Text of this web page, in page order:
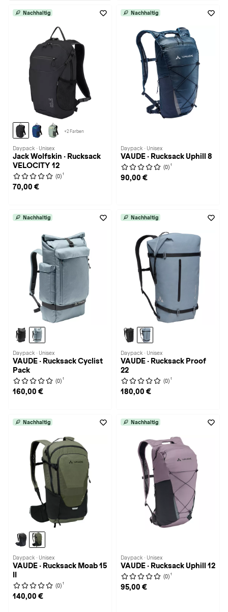
Nachhaltig
+2 Farben
Daypack · Unisex
Jack Wolfskin · Rucksack
VELOCITY 12
(0) 1
70,00 €
Nachhaltig
Daypack · Unisex
VAUDE · Rucksack Uphill 8
(0) 1
90,00 €
Nachhaltig
Daypack · Unisex
VAUDE · Rucksack Cyclist
Pack
(0) 1
160,00 €
Nachhaltig
Daypack · Unisex
VAUDE · Rucksack Proof
22
(0) 1
180,00 €
Nachhaltig
Daypack · Unisex
VAUDE · Rucksack Moab 15
(0) 1
140,00 €
Nachhaltig
Daypack · Unisex
VAUDE · Rucksack Uphill 12
(0) 1
95,00 €